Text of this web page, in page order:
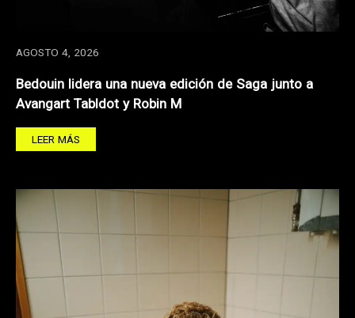
AGOSTO 4, 2026
Bedouin lidera una nueva edición de Saga junto a
Avangart Tabldot y Robin M
LEER MÁS